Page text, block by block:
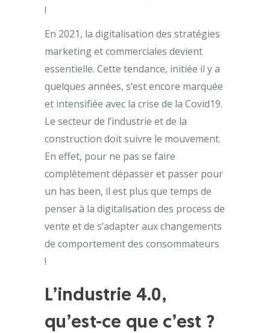
!
En 2021, la digitalisation des stratégies
marketing et commerciales devient
essentielle. Cette tendance, initiée il y a
quelques années, s’est encore marquée
et intensifiée avec la crise de la Covid19.
Le secteur de l’industrie et de la
construction doit suivre le mouvement.
En effet, pour ne pas se faire
complètement dépasser et passer pour
un has been, il est plus que temps de
penser à la digitalisation des process de
vente et de s’adapter aux changements
de comportement des consommateurs
!
L’industrie 4.0,
qu’est-ce que c’est ?